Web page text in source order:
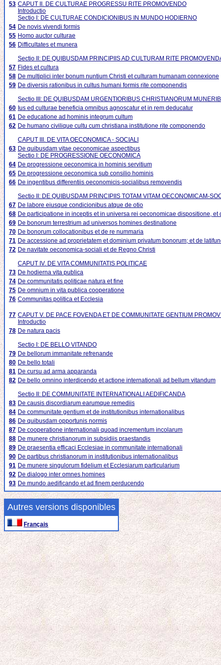
53 CAPUT II. DE CULTURAE PROGRESSU RITE PROMOVENDO
Introductio
Sectio I: DE CULTURAE CONDICIONIBUS IN MUNDO HODIERNO
54 De novis vivendi formis
55 Homo auctor culturae
56 Difficultates et munera
Sectio II: DE QUIBUSDAM PRINCIPIIS AD CULTURAM RITE
57 Fides et cultura
58 De multiplici inter bonum nuntium Christi et culturam humanam connexione
59 De diversis rationibus in cultus humani formis rite componendis
Sectio III: DE QUIBUSDAM URGENTIORIBUS CHRISTIANORUM
60 Ius ed culturae beneficia omnibus agnoscatur et in rem deducatur
61 De educatione ad hominis integrum cultum
62 De humano civilique cultu cum christiana institutione rite componendo
CAPUT III. DE VITA OECONOMICA - SOCIALI
63 De quibusdam vitae oeconomicae aspectibus
Sectio I: DE PROGRESSIONE OECONOMICA
64 De progressione oeconomica in hominis servitium
65 De progressione oeconomica sub consilio hominis
66 De ingentibus differentiis oeconomicis-socialibus removendis
Sectio II: DE QUIBUSDAM PRINCIPIIS TOTAM VITAM OECONOMICAM-
67 De labore eiusque condicionibus atque de otio
68 De participatione in inceptis et in universa rei oeconomicae dispositione, et
69 De bonorum terrestrium ad universos homines destinatione
70 De bonorum collocationibus et de re nummaria
71 De accessione ad proprietatem et dominium privatum bonorum; et de
72 De navitate oeconomica-sociali et de Regno Christi
CAPUT IV. DE VITA COMMUNITATIS POLITICAE
73 De hodierna vita publica
74 De communitatis politicae natura et fine
75 De omnium in vita publica cooperatione
76 Communitas politica et Ecclesia
77 CAPUT V. DE PACE FOVENDA ET DE COMMUNITATE GENTIUM
Introductio
78 De natura pacis
Sectio I: DE BELLO VITANDO
79 De bellorum immanitate refrenande
80 De bello totali
81 De cursu ad arma apparanda
82 De bello omnino interdicendo et actione internationali ad bellum vitandum
Sectio II: DE COMMUNITATE INTERNATIONALI AEDIFICANDA
83 De causis discordiarum earumque remediis
84 De communitate gentium et de institutionibus internationalibus
86 De quibusdam opportunis normis
87 De cooperatione internationali quoad incrementum incolarum
88 De munere christianorum in subsidiis praestandis
89 De praesentia efficaci Ecclesiae in communitate internationali
90 De partibus christianorum in institutionibus internationalibus
91 De munere singulorum fidelium et Ecclesiarum particularium
92 De dialogo inter omnes homines
93 De mundo aedificando et ad finem perducendo
Autres versions disponibles
Français